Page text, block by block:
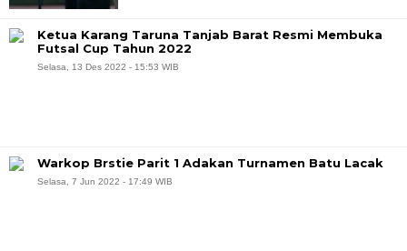
Ketua Karang Taruna Tanjab Barat Resmi Membuka
Futsal Cup Tahun 2022
Selasa, 13 Des 2022 - 15:53 WIB
Warkop Brstie Parit 1 Adakan Turnamen Batu Lacak
Selasa, 7 Jun 2022 - 17:49 WIB